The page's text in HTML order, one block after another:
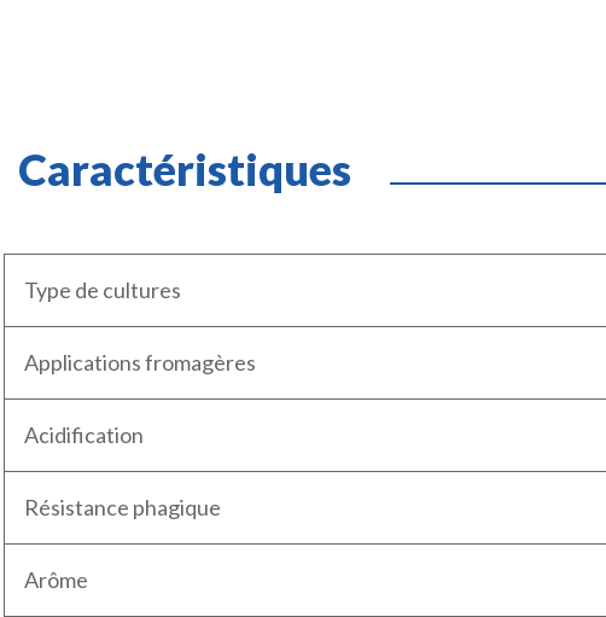
Caractéristiques
Type de cultures
Applications fromagères
Acidification
Résistance phagique
Arôme